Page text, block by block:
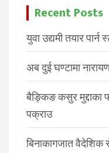
Recent Posts
युवा उद्यमी तयार
अब दुई घण्टामा
बैङ्किङ कसुर मुद्दाका
पक्राउ
बिनाकागजात वैदेशिक